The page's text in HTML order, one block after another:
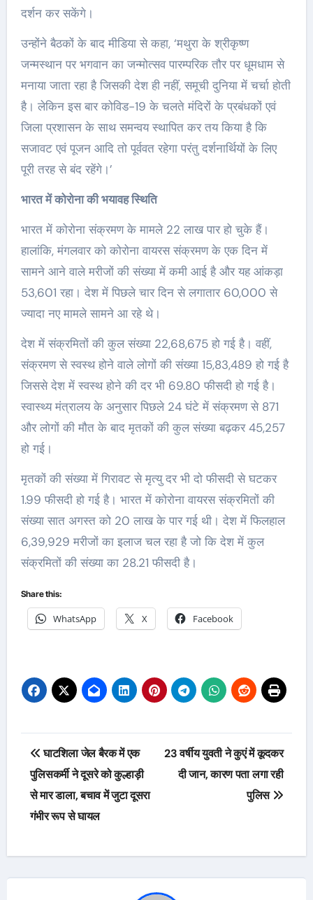
दर्शन कर सकेंगे।
उन्होंने बैठकों के बाद मीडिया से कहा, ‘मथुरा के श्रीकृष्ण
जन्मस्थान पर भगवान का जन्मोत्सव पारम्परिक तौर पर धूमधाम से
मनाया जाता रहा है जिसकी देश ही नहीं, समूची दुनिया में चर्चा होती
है। लेकिन इस बार कोविड-19 के चलते मंदिरों के प्रबंधकों एवं
जिला प्रशासन के साथ समन्वय स्थापित कर तय किया है कि
सजावट एवं पूजन आदि तो पूर्ववत रहेगा परंतु दर्शनार्थियों के लिए
पूरी तरह से बंद रहेंगे।’
भारत में कोरोना की भयावह स्थिति
भारत में कोरोना संक्रमण के मामले 22 लाख पार हो चुके हैं।
हालांकि, मंगलवार को कोरोना वायरस संक्रमण के एक दिन में
सामने आने वाले मरीजों की संख्या में कमी आई है और यह आंकड़ा
53,601 रहा। देश में पिछले चार दिन से लगातार 60,000 से
ज्यादा नए मामले सामने आ रहे थे।
देश में संक्रमितों की कुल संख्या 22,68,675 हो गई है। वहीं,
संक्रमण से स्वस्थ होने वाले लोगों की संख्या 15,83,489 हो गई है
जिससे देश में स्वस्थ होने की दर भी 69.80 फीसदी हो गई है।
स्वास्थ्य मंत्रालय के अनुसार पिछले 24 घंटे में संक्रमण से 871
और लोगों की मौत के बाद मृतकों की कुल संख्या बढ़कर 45,257
हो गई।
मृतकों की संख्या में गिरावट से मृत्यु दर भी दो फीसदी से घटकर
1.99 फीसदी हो गई है। भारत में कोरोना वायरस संक्रमितों की
संख्या सात अगस्त को 20 लाख के पार गई थी। देश में फिलहाल
6,39,929 मरीजों का इलाज चल रहा है जो कि देश में कुल
संक्रमितों की संख्या का 28.21 फीसदी है।
Share this:
WhatsApp X Facebook
Post
navigation
घाटशिला जेल बैरक में एक
पुलिसकर्मी ने दूसरे को कुल्हाड़ी
से मार डाला, बचाव में जुटा दूसरा
गंभीर रूप से घायल
23 वर्षीय युवती ने कुएं में कूदकर
दी जान, कारण पता लगा रही
पुलिस